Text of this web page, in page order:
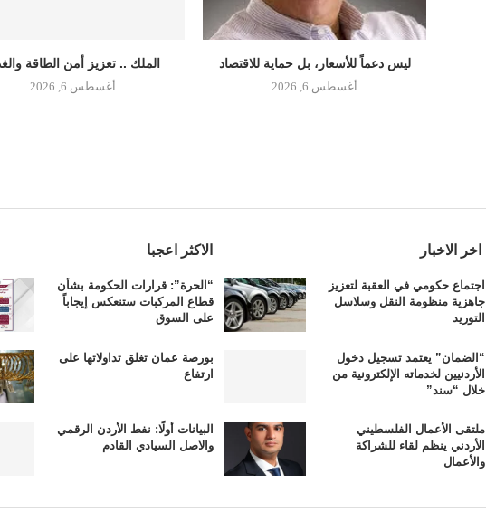
الملك .. تعزيز أمن الطاقة
أغسطس 6, 2026
ليس دعماً للأسعار، بل حماية للاقتصاد
أغسطس 6, 2026
اخر الاخبار
اجتماع حكومي في العقبة لتعزيز
جاهزية منظومة النقل وسلاسل
التوريد
“الضمان” يعتمد تسجيل دخول
الأردنيين لخدماته الإلكترونية من
خلال “سند”
ملتقى الأعمال الفلسطيني
الأردني ينظم لقاء للشراكة
والأعمال
الاكثر اعجبا
“الحرة”: قرارات الحكومة بشأن
قطاع المركبات ستنعكس إيجاباً
على السوق
بورصة عمان تغلق تداولاتها على
ارتفاع
البيانات أولًا: نفط الأردن الرقمي
والاصل السيادي القادم